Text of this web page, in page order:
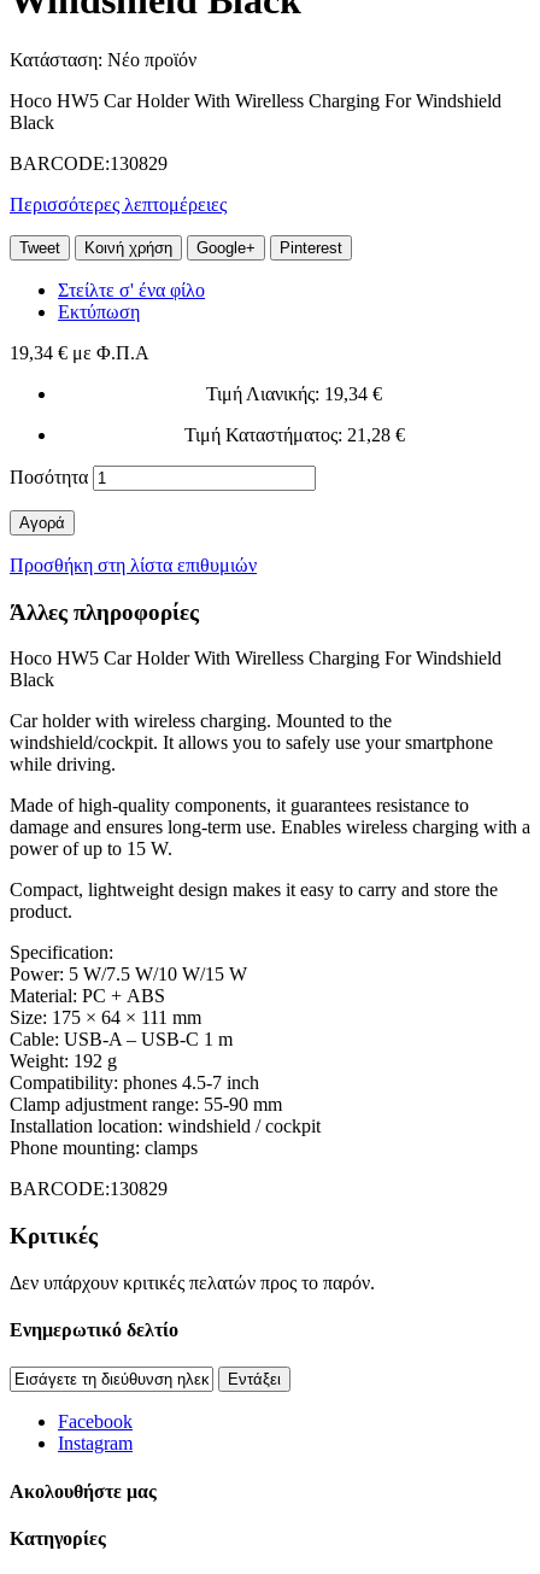
Κατάσταση: Νέο προϊόν
Hoco HW5 Car Holder With Wirelless Charging For Windshield
Black
BARCODE:130829
Περισσότερες λεπτομέρειες
Tweet Κοινή χρήση Google+ Pinterest
Στείλτε σ' ένα φίλο
Εκτύπωση
19,34 € με Φ.Π.Α
Τιμή Λιανικής: 19,34 €
Τιμή Καταστήματος: 21,28 €
Ποσότητα
Αγορά
Προσθήκη στη λίστα επιθυμιών
Άλλες πληροφορίες
Hoco HW5 Car Holder With Wirelless Charging For Windshield
Black
Car holder with wireless charging. Mounted to the
windshield/cockpit. It allows you to safely use your smartphone
while driving.
Made of high-quality components, it guarantees resistance to
damage and ensures long-term use. Enables wireless charging with a
power of up to 15 W.
Compact, lightweight design makes it easy to carry and store the
product.
Specification:
Power: 5 W/7.5 W/10 W/15 W
Material: PC + ABS
Size: 175 × 64 × 111 mm
Cable: USB-A – USB-C 1 m
Weight: 192 g
Compatibility: phones 4.5-7 inch
Clamp adjustment range: 55-90 mm
Installation location: windshield / cockpit
Phone mounting: clamps
BARCODE:130829
Κριτικές
Δεν υπάρχουν κριτικές πελατών προς το παρόν.
Ενημερωτικό δελτίο
Εντάξει
Facebook
Instagram
Aκολουθήστε μας
Κατηγορίες